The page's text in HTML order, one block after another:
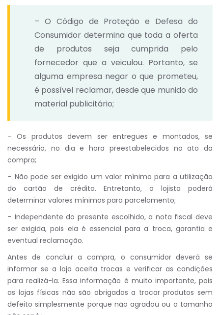
– O Código de Proteção e Defesa do
Consumidor determina que toda a oferta
de produtos seja cumprida pelo
fornecedor que a veiculou. Portanto, se
alguma empresa negar o que prometeu,
é possível reclamar, desde que munido do
material publicitário;
– Os produtos devem ser entregues e montados, se
necessário, no dia e hora preestabelecidos no ato da
compra;
– Não pode ser exigido um valor mínimo para a utilização
do cartão de crédito. Entretanto, o lojista poderá
determinar valores mínimos para parcelamento;
– Independente do presente escolhido, a nota fiscal deve
ser exigida, pois ela é essencial para a troca, garantia e
eventual reclamação.
Antes de concluir a compra, o consumidor deverá se
informar se a loja aceita trocas e verificar as condições
para realizá-la. Essa informação é muito importante, pois
as lojas físicas não são obrigadas a trocar produtos sem
defeito simplesmente porque não agradou ou o tamanho